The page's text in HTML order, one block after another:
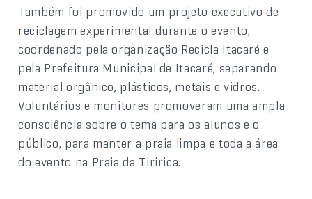
Também foi promovido um projeto executivo de
reciclagem experimental durante o evento,
coordenado pela organização Recicla Itacaré e
pela Prefeitura Municipal de Itacaré, separando
material orgânico, plásticos, metais e vidros.
Voluntários e monitores promoveram uma ampla
consciência sobre o tema para os alunos e o
público, para manter a praia limpa e toda a área
do evento na Praia da Tiririca.